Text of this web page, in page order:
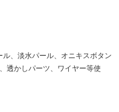
、淡水パール、オニキスボタン
透かしパーツ、ワイヤー等使